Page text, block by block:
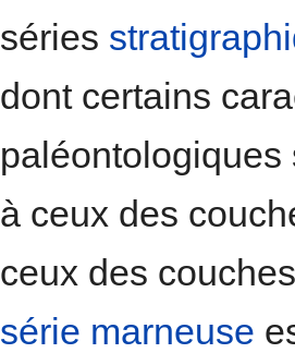
séries
dont certains
à ceux des
ceux des
série marneuse